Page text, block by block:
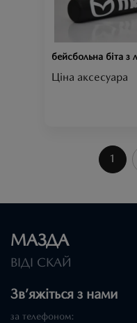
бейсбольна біта з
Ціна аксесуара
1
МАЗДА
ВІДІ СКАЙ
Зв’яжіться з нами
за телефоном: